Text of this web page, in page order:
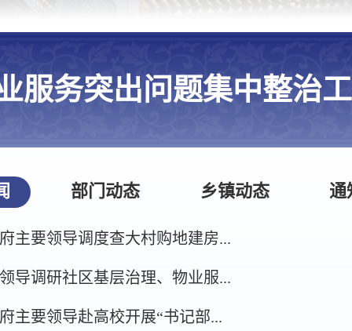
服务突出问题集中整治
部门动态 乡镇动态 通
主要领导调度查大村购地建房...
导调研社区基层治理、物业服...
主要领导赴高校开展“书记部...